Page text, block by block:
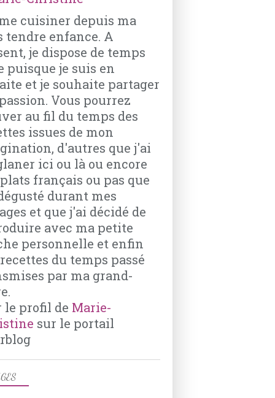
BISCUITS
SUCRE
HUILE D’OLIVE
VANILLE
LEVURE CHIMIQUE
VIN ROSÉ
DESSERT
BISCUITS
CASSONADE
cuisiner depuis ma
tendre enfance. A
je dispose de temps
puisque je suis en
et je souhaite partager
Vous pourrez
au fil du temps des
issues de mon
d'autres que j'ai
ici ou là ou encore
français ou pas que
durant mes
et que j'ai décidé de
avec ma petite
personnelle et enfin
du temps passé
par ma grand-
le profil de Marie-
sur le portail